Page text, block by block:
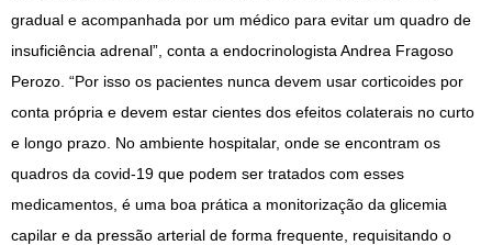
gradual e acompanhada por um médico para evitar um quadro de
insuficiência adrenal”, conta a endocrinologista Andrea Fragoso
Perozo. “Por isso os pacientes nunca devem usar corticoides por
conta própria e devem estar cientes dos efeitos colaterais no curto
e longo prazo. No ambiente hospitalar, onde se encontram os
quadros da covid-19 que podem ser tratados com esses
medicamentos, é uma boa prática a monitorização da glicemia
capilar e da pressão arterial de forma frequente, requisitando o